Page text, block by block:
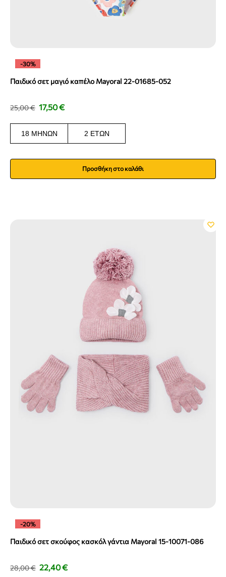
-30%
Παιδικό σετ μαγιό καπέλο Mayoral 22-01685-052
25,00€ 17,50€
18 ΜΗΝΏΝ 2 ΕΤΏΝ
Προσθήκη στο καλάθι
-20%
Παιδικό σετ σκούφος κασκόλ γάντια Mayoral 15-10071-086
28,00€ 22,40€